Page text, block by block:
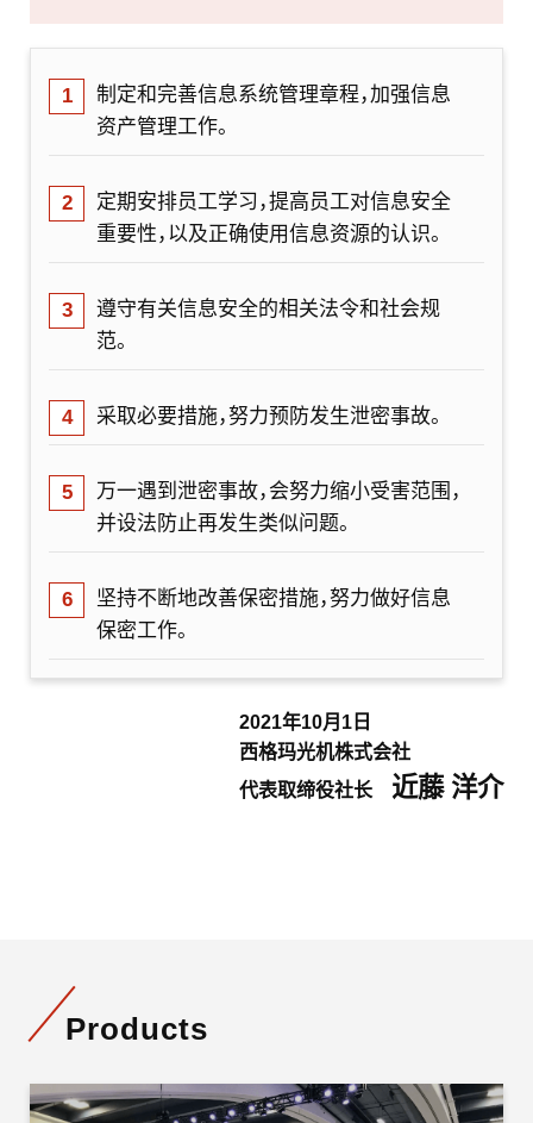
制定和完善信息系统管理章程，加强信息
资产管理工作。
定期安排员工学习，提高员工对信息安全
重要性，以及正确使用信息资源的认识。
遵守有关信息安全的相关法令和社会规
范。
采取必要措施，努力预防发生泄密事故。
万一遇到泄密事故，会努力缩小受害范围，
并设法防止再发生类似问题。
坚持不断地改善保密措施，努力做好信息
保密工作。
2021年10月1日
西格玛光机株式会社
代表取缔役社长 近藤 洋介
Products